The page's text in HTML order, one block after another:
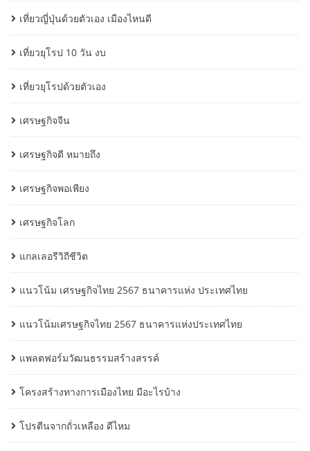
เที่ยวญี่ปุ่นด้วยตัวเอง เมืองไหนดี
เที่ยวยุโรป 10 วัน งบ
เที่ยวยุโรปด้วยตัวเอง
เศรษฐกิจจีน
เศรษฐกิจดี หมายถึง
เศรษฐกิจพอเพียง
เศรษฐกิจโลก
แกลเลอรีวิถีชีวิต
แนวโน้ม เศรษฐกิจไทย 2567 ธนาคารแห่ง ประเทศไทย
แนวโน้มเศรษฐกิจไทย 2567 ธนาคารแห่งประเทศไทย
แพลตฟอร์มวัฒนธรรมสร้างสรรค์
โครงสร้างทางการเมืองไทย มีอะไรบ้าง
โปรตีนจากถั่วเหลือง ดีไหม